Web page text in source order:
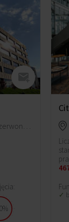
Kraków, Dębniki (VIII), ul. Czerwone Maki 87